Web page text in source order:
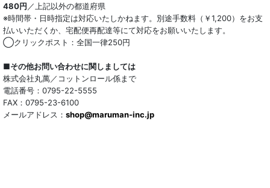
480円 ／上記以外の都道府県
※時間帯・日時指定は対応いたしかねます。別途手数料（￥1,200）をお支
払いいただくか、宅配便再配達等にて対応をお願いいたします。
◯クリックポスト：全国一律250円
■その他お問い合わせに関しましては
株式会社丸萬／コットンロール係まで
電話番号：0795-22-5555
FAX：0795-23-6100
メールアドレス： shop@maruman-inc.jp